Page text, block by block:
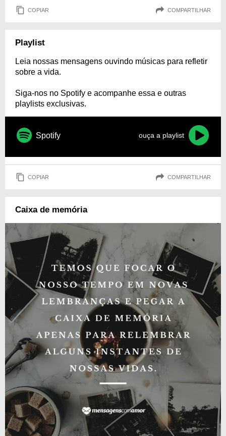
COPIAR COMPARTILHAR
Playlist
Leia nossas mensagens ouvindo músicas para refletir
sobre a vida.
Siga-nos no Spotify e acompanhe essa e outras
playlists exclusivas.
Spotify ouça a playlist
COPIAR COMPARTILHAR
Caixa de memória